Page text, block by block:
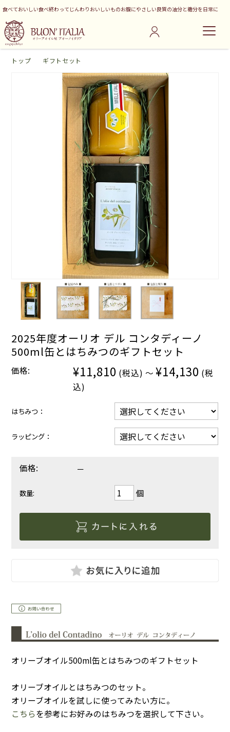
食べておいしい食べ終わってじんわりおいしいものお腹にやさしい良質の油分と糖分を日常に
トップ ギフトセット
2025年度オーリオ デル コンタディーノ
500ml缶とはちみつのギフトセット
価格: ¥11,810 (税込) ～ ¥14,130 (税
込)
はちみつ：
ラッピング：
価格: －
数量: 個
オリーブオイル500ml缶とはちみつのギフトセット
オリーブオイルとはちみつのセット。
オリーブオイルを試しに使ってみたい方に。
こちらを参考にお好みのはちみつを選択して下さい。